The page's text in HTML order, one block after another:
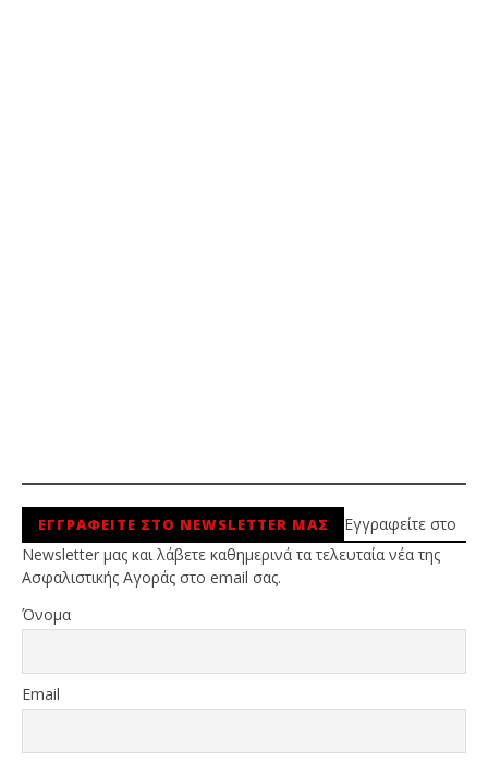
ΕΓΓΡΑΦΕΙΤΕ ΣΤΟ NEWSLETTER ΜΑΣ
Εγγραφείτε στο
Newsletter μας και λάβετε καθημερινά τα τελευταία νέα της
Ασφαλιστικής Αγοράς στο email σας.
Όνομα
Email